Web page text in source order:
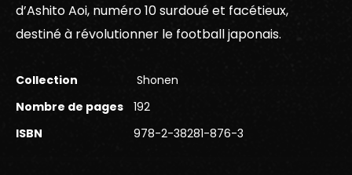
d’Ashito Aoi, numéro 10 surdoué et facétieux,
destiné à révolutionner le football japonais.
Collection
Shonen
Nombre de pages
192
ISBN
978-2-38281-876-3